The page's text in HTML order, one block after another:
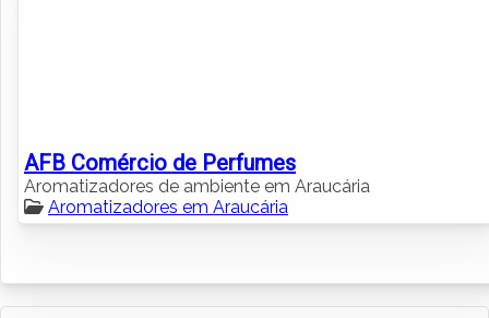
AFB Comércio de Perfumes
Aromatizadores de ambiente em Araucária
Aromatizadores em Araucária